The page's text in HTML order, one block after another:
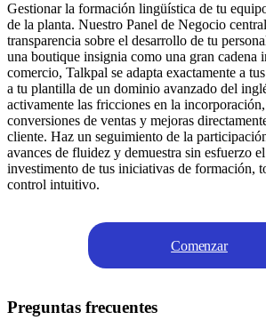
Gestionar la formación lingüística de tu
de la planta. Nuestro Panel de Negocio
transparencia sobre el desarrollo de tu
una boutique insignia como una gran cadena
comercio, Talkpal se adapta exactamente a
a tu plantilla de un dominio avanzado del
activamente las fricciones en la
conversiones de ventas y mejoras
cliente. Haz un seguimiento de la
avances de fluidez y demuestra sin esfuerzo
investimento de tus iniciativas de formación,
control intuitivo.
Comenzar
Preguntas frecuentes